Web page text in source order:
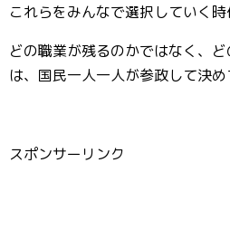
これらをみんなで選択していく時
どの職業が残るのかではなく、
は、国民一人一人が参政して決め
スポンサーリンク